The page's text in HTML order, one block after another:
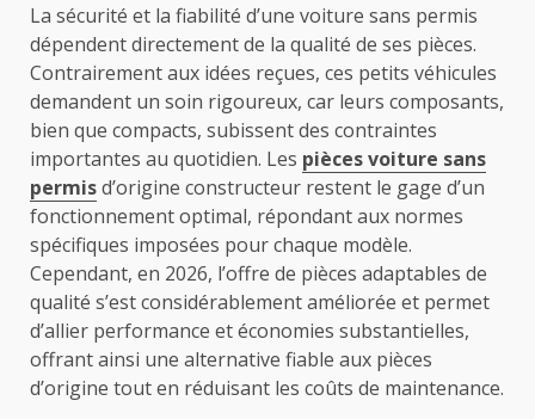
La sécurité et la fiabilité d’une voiture sans permis
dépendent directement de la qualité de ses pièces.
Contrairement aux idées reçues, ces petits véhicules
demandent un soin rigoureux, car leurs composants,
bien que compacts, subissent des contraintes
importantes au quotidien. Les pièces voiture sans
permisd’origine constructeur restent le gage d’un
fonctionnement optimal, répondant aux normes
spécifiques imposées pour chaque modèle.
Cependant, en 2026, l’offre de pièces adaptables de
qualité s’est considérablement améliorée et permet
d’allier performance et économies substantielles,
offrant ainsi une alternative fiable aux pièces
d’origine tout en réduisant les coûts de maintenance.